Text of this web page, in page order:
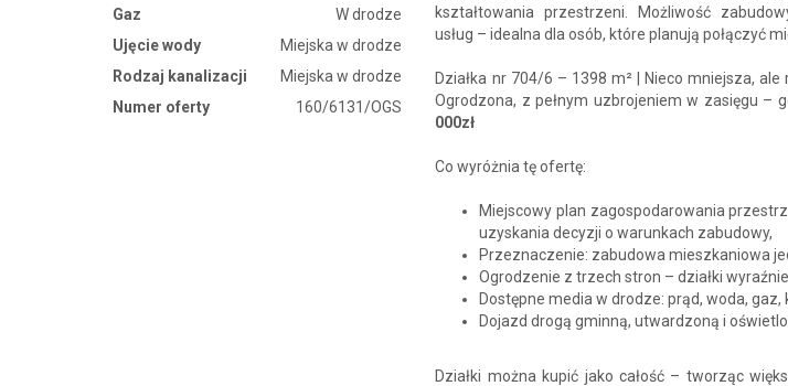
Gaz
W drodze
Ujęcie wody
Miejska w drodze
Rodzaj kanalizacji
Miejska w drodze
Numer oferty
160/6131/OGS
kształtowania przestrzeni. Możliwość
usług – idealna dla osób, które planują połączyć
Działka nr 704/6 – 1398 m² | Nieco mniejsza,
Ogrodzona, z pełnym uzbrojeniem w zasięgu –
000zł
Co wyróżnia tę ofertę:
Miejscowy plan zagospodarowania
uzyskania decyzji o warunkach zabudowy,
Przeznaczenie: zabudowa mieszkaniowa
Ogrodzenie z trzech stron – działki
Dostępne media w drodze: prąd, woda, gaz,
Dojazd drogą gminną, utwardzoną i
Działki można kupić jako całość – tworząc